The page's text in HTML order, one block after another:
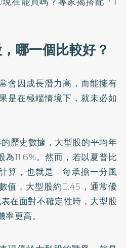
哪一個比較好？
會因成長潛力高，而能擁有
是在極端情境下，就未必如
歷史數據，大型股的平均年
為11.6%。然而，若以夏普比
算，也就是「每承擔一分風
值，大型股約0.45，通常優
在面對不確定性時，大型股
更高。